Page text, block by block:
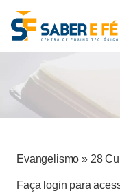
Evangelismo » 28
Faça login para